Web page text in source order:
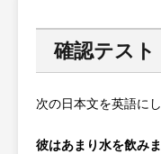
確認テスト
次の日本文を英語にし
彼はあまり水を飲みま